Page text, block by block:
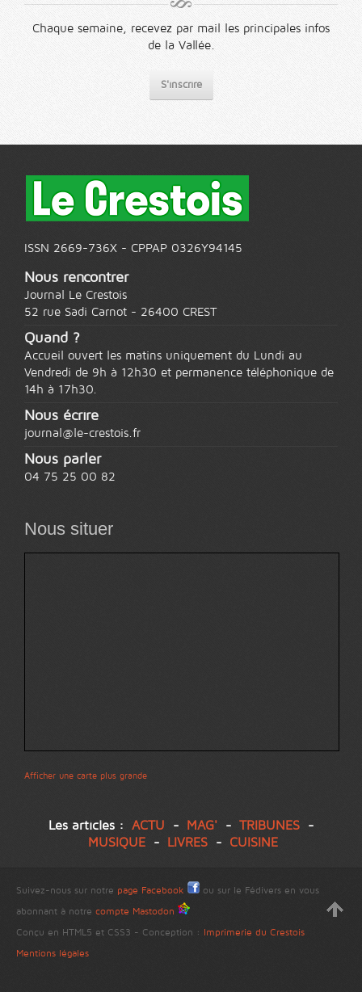
Chaque semaine, recevez par mail les principales infos
de la Vallée.
S'inscrire
ISSN 2669-736X - CPPAP 0326Y94145
Nous rencontrer
Journal Le Crestois
52 rue Sadi Carnot - 26400 CREST
Quand ?
Accueil ouvert les matins uniquement du Lundi au
Vendredi de 9h à 12h30 et permanence téléphonique de
14h à 17h30.
Nous écrire
journal@le-crestois.fr
Nous parler
04 75 25 00 82
Nous situer
Afficher une carte plus grande
Les articles : ACTU - MAG' - TRIBUNES -
MUSIQUE
- LIVRES - CUISINE
Suivez-nous sur notre page Facebook
ou sur le Fédivers en vous
abonnant à notre compte Mastodon
Conçu en HTML5 et CSS3 - Conception : Imprimerie du Crestois
Mentions légales